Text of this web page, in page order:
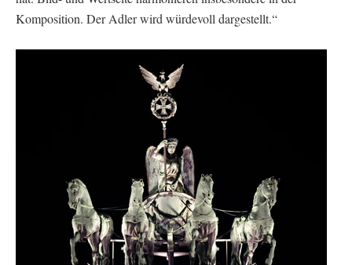
Komposition. Der Adler wird würdevoll dargestellt.“